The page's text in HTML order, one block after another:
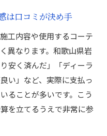
は口コミが決め手
工内容や使用するコーテ
異なります。和歌山県岩
安く済んだ」「ディーラ
い」など、実際に支払っ
ることが多いです。こう
を立てるうえで非常に参